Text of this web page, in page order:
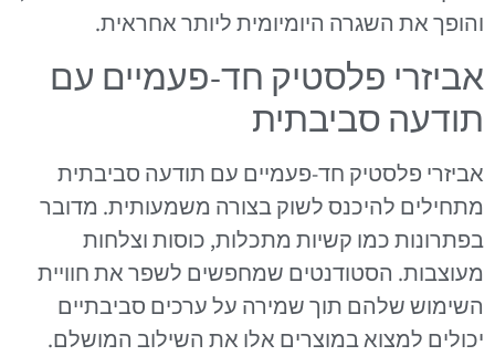
והופך את השגרה היומיומית ליותר אחראית.
אביזרי פלסטיק חד-פעמיים עם
תודעה סביבתית
אביזרי פלסטיק חד-פעמיים עם תודעה סביבתית
מתחילים להיכנס לשוק בצורה משמעותית. מדובר
בפתרונות כמו קשיות מתכלות, כוסות וצלחות
מעוצבות. הסטודנטים שמחפשים לשפר את חוויית
השימוש שלהם תוך שמירה על ערכים סביבתיים
יכולים למצוא במוצרים אלו את השילוב המושלם.